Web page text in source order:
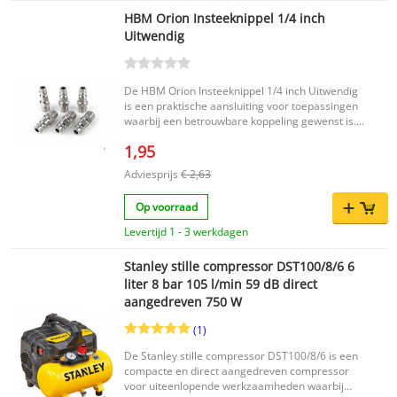
Ratelmechanisme voor nauwkeurig
comprimeren in kleine stappen Inclusief 1
zelfinstellende ratelende zuigerveren tang en 6
ringcompressoren Productkenmerken Merk:
HBM Compressor maten: 73-79, 79-86, 86-92,
92-98, 98-105 en 105-111 mm Geleverd in een
handige koffer De set is gemaakt van duurzaam
materiaal en is geschikt voor dagelijks gebruik in
zowel doe-het-zelf-omgevingen als professionele
werkplaatsen. Een praktische en complete
oplossing voor het installeren van zuigerveren.
HBM Orion Insteeknippel 1/4 inch
Uitwendig
De HBM Orion Insteeknippel 1/4 inch Uitwendig
is een praktische aansluiting voor toepassingen
waarbij een betrouwbare koppeling gewenst is.
keuze voor wie op zoek is naar een passend
aansluiting. Belangrijkste voordelen Geschikt
voor diverse toepassingen met 1/4 inch
aansluiting Uitwendige uitvoering voor een
passende koppeling Praktisch onderdeel van het
HBM-assortiment Productkenmerken Merk:
1/4 inch uitwendig EAN: 7435124963932 Met de
HBM Orion Insteeknippel 1/4 inch Uitwendig
kiest u voor een eenvoudig en passend
1,95
Adviesprijs € 2,63
Op voorraad
Levertijd 1 - 3 werkdagen
Stanley stille compressor DST100/8/6 6
liter 8 bar 105 l/min 59 dB direct
aangedreven 750 W
(1)
De Stanley stille compressor DST100/8/6 is een
compacte en direct aangedreven compressor
voor uiteenlopende werkzaamheden waarbij